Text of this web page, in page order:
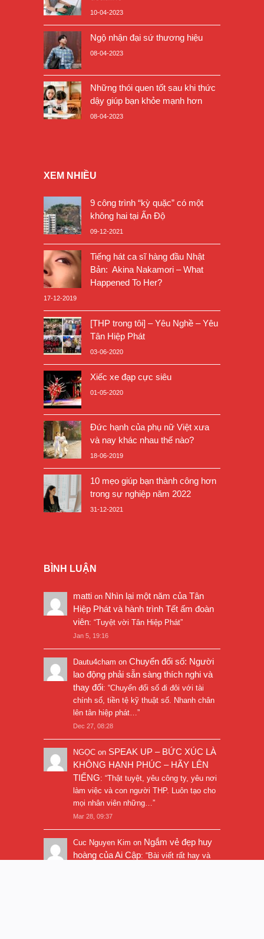
10-04-2023
Ngộ nhận đại sứ thương hiệu
08-04-2023
Những thói quen tốt sau khi thức
dậy giúp bạn khỏe mạnh hơn
08-04-2023
XEM NHIỀU
9 công trình “kỳ quặc” có một
không hai tại Ấn Độ
09-12-2021
Tiếng hát ca sĩ hàng đầu Nhật
Bản: Akina Nakamori – What
Happened To Her?
17-12-2019
[THP trong tôi] – Yêu Nghề – Yêu
Tân Hiệp Phát
03-06-2020
Xiếc xe đạp cực siêu
01-05-2020
Đức hạnh của phụ nữ Việt xưa
và nay khác nhau thế nào?
18-06-2019
10 mẹo giúp bạn thành công hơn
trong sự nghiệp năm 2022
31-12-2021
BÌNH LUẬN
matti on Nhìn lại một năm của Tân
Hiệp Phát và hành trình Tết ấm đoàn
viên: “Tuyệt vời Tân Hiệp Phát”
Jan 5, 19:16
Dautu4cham on Chuyển đổi số: Người
lao động phải sẵn sàng thích nghi và
thay đổi: “Chuyển đổi số đi đôi với tài
chính số, tiền tệ kỹ thuật số. Nhanh chân
lên tân hiệp phát… ”
Dec 27, 08:28
NGỌC on SPEAK UP – BỨC XÚC LÀ
KHÔNG HẠNH PHÚC – HÃY LÊN
TIẾNG: “Thật tuyệt, yêu công ty, yêu nơi
làm việc và con người THP. Luôn tạo cho
mọi nhân viên những… ”
Mar 28, 09:37
Cuc Nguyen Kim on Ngắm vẻ đẹp huy
hoàng của Ai Cập: “Bài viết rất hay và